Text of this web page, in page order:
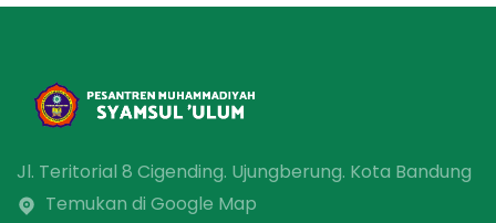
Jl. Teritorial 8 Cigending. Ujungberung. Kota Bandung
Temukan di Google Map